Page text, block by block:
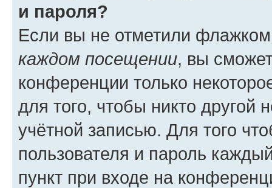
и пароля?
Если вы не отметили
каждом посещении, вы
конференции только
для того, чтобы никто другой
учётной записью. Для того
пользователя и пароль
пункт при входе на